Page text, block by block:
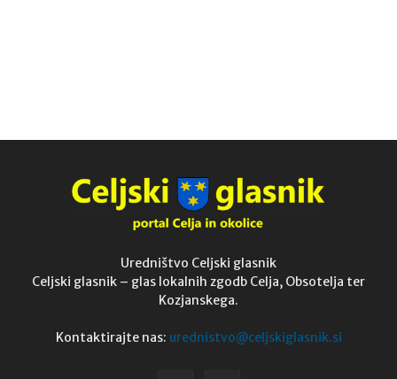
Uredništvo Celjski glasnik
Celjski glasnik – glas lokalnih zgodb Celja, Obsotelja ter
Kozjanskega.
Kontaktirajte nas: urednistvo@celjskiglasnik.si